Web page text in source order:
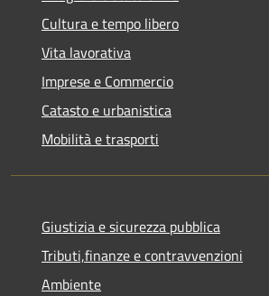
Cultura e tempo libero
Vita lavorativa
Imprese e Commercio
Catasto e urbanistica
Mobilità e trasporti
Giustizia e sicurezza pubblica
Tributi,finanze e contravvenzioni
Ambiente